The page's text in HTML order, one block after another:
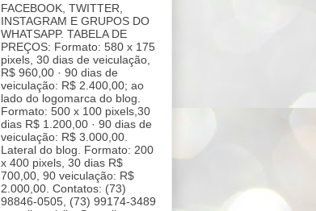
FACEBOOK, TWITTER,
INSTAGRAM E GRUPOS DO
WHATSAPP. TABELA DE
PREÇOS: Formato: 580 x 175
pixels, 30 dias de veiculação,
R$ 960,00 · 90 dias de
veiculação: R$ 2.400,00; ao
lado do logomarca do blog.
Formato: 500 x 100 pixels,30
dias R$ 1.200,00 · 90 dias de
veiculação: R$ 3.000,00.
Lateral do blog. Formato: 200
x 400 pixels, 30 dias R$
700,00, 90 veiculação: R$
2.000,00. Contatos: (73)
98846-0505, (73) 99174-3489